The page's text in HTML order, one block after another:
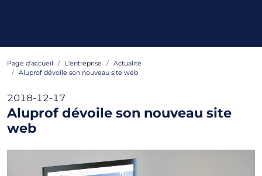
Page d'accueil L'entreprise
Actualité
Aluprof dévoile son nouveau site web
2018-12-17
Aluprof dévoile son nouveau site
web